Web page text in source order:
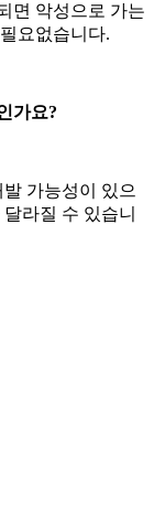
면 악성으로 가는
요없습니다.
가요?
가능성이 있으
라질 수 있습니